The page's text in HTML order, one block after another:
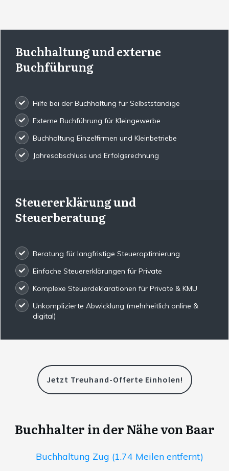
Buchhaltung und externe
Buchführung
Hilfe bei der Buchhaltung für Selbstständige
Externe Buchführung für Kleingewerbe
Buchhaltung Einzelfirmen und Kleinbetriebe
Jahresabschluss und Erfolgsrechnung
Steuererklärung und
Steuerberatung
Beratung für langfristige Steueroptimierung
Einfache Steuererklärungen für Private
Komplexe Steuerdeklarationen für Private & KMU
Unkomplizierte Abwicklung (mehrheitlich online &
digital)
Jetzt Treuhand-Offerte Einholen!
Buchhalter in der Nähe von Baar
Buchhaltung Zug (1.74 Meilen entfernt)